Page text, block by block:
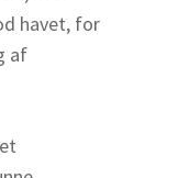
havet, for
af